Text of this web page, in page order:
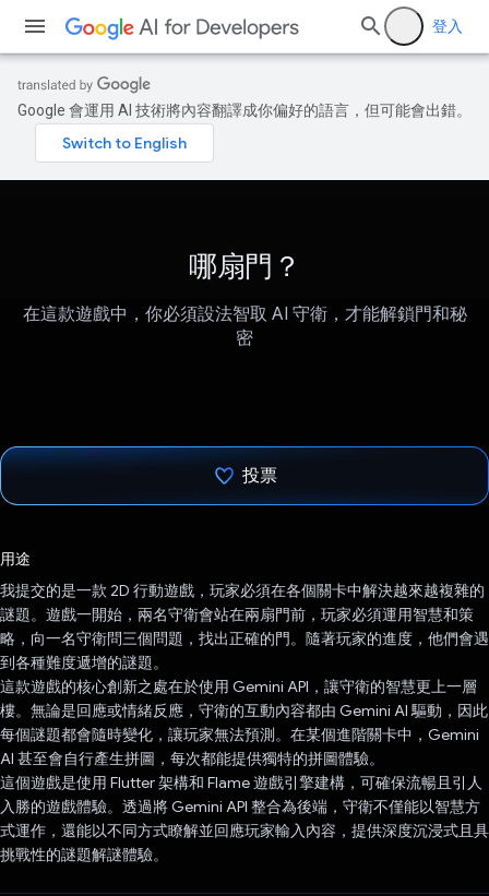
登入
Google 會運用 AI 技術將內容翻譯成你偏好的語言，但可能會出錯。
哪扇門？
在這款遊戲中，你必須設法智取 AI 守衛，才能解鎖門和秘
密
投票
用途
我提交的是一款 2D 行動遊戲，玩家必須在各個關卡中解決越來越複雜的
謎題。遊戲一開始，兩名守衛會站在兩扇門前，玩家必須運用智慧和策
略，向一名守衛問三個問題，找出正確的門。隨著玩家的進度，他們會遇
到各種難度遞增的謎題。
這款遊戲的核心創新之處在於使用 Gemini API，讓守衛的智慧更上一層
樓。無論是回應或情緒反應，守衛的互動內容都由 Gemini AI 驅動，因此
每個謎題都會隨時變化，讓玩家無法預測。在某個進階關卡中，Gemini
AI 甚至會自行產生拼圖，每次都能提供獨特的拼圖體驗。
這個遊戲是使用 Flutter 架構和 Flame 遊戲引擎建構，可確保流暢且引人
入勝的遊戲體驗。透過將 Gemini API 整合為後端，守衛不僅能以智慧方
式運作，還能以不同方式瞭解並回應玩家輸入內容，提供深度沉浸式且具
挑戰性的謎題解謎體驗。